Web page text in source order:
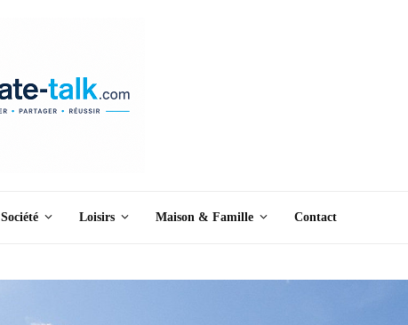
Société Loisirs Maison & Famille Contact